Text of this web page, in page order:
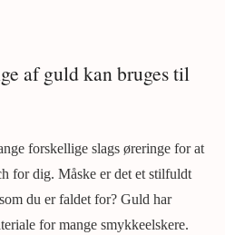
af guld kan bruges til
forskellige slags øreringe for at
for dig. Måske er det et stilfuldt
du er faldet for? Guld har
for mange smykkeelskere.